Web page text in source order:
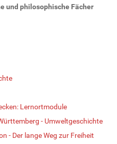
und philosophische Fächer
Lernortmodule
- Umweltgeschichte
- Der lange Weg zur Freiheit